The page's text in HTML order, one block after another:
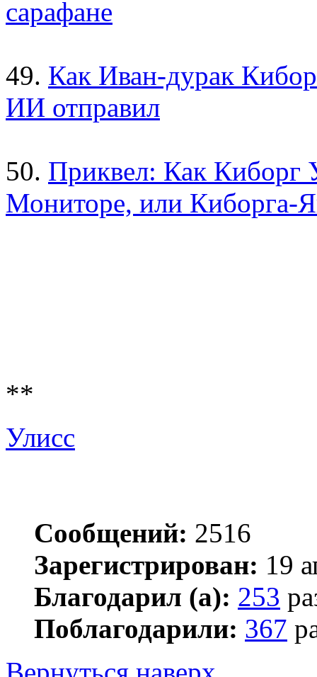
сарафане
49. Как Иван-дурак
ИИ отправил
50. Приквел: Как Киборг
Мониторе, или Киборга-
**
Улисс
Сообщений: 2516
Зарегистрирован: 19
Благодарил (а): 253
Поблагодарили: 367